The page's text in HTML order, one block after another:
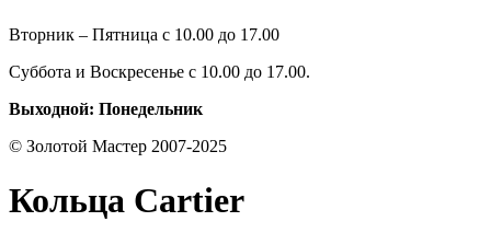
Вторник – Пятница с 10.00 до 17.00
Суббота и Воскресенье с 10.00 до 17.00.
Выходной: Понедельник
© Золотой Мастер 2007-2025
Кольца Cartier